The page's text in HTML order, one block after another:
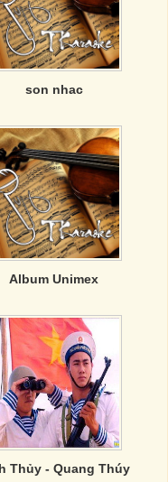
son nhac
Album Unimex
Thủy - Quang Thúy